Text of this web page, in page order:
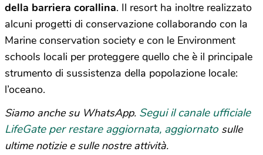
della barriera corallina. Il resort ha inoltre realizzato
alcuni progetti di conservazione collaborando con la
Marine conservation society e con le Environment
schools locali per proteggere quello che è il principale
strumento di sussistenza della popolazione locale:
l’oceano.
Siamo anche su WhatsApp. Segui il canale ufficiale
LifeGate per restare aggiornata, aggiornato sulle
ultime notizie e sulle nostre attività.